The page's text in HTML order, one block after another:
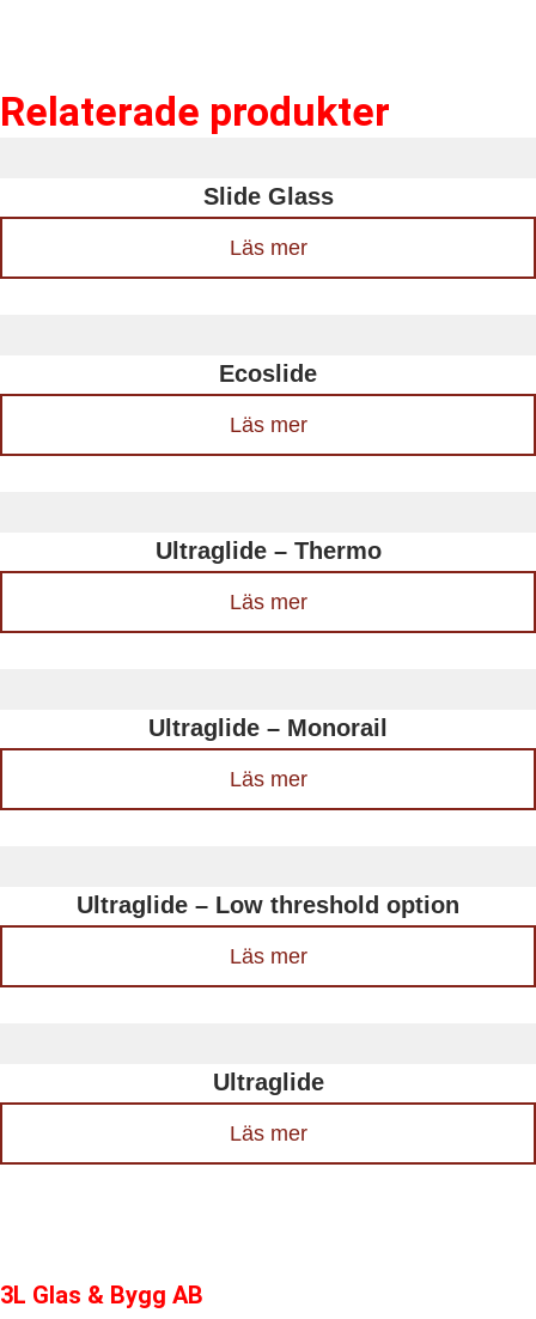
Relaterade produkter
Slide Glass
Läs mer
Ecoslide
Läs mer
Ultraglide – Thermo
Läs mer
Ultraglide – Monorail
Läs mer
Ultraglide – Low threshold option
Läs mer
Ultraglide
Läs mer
3L Glas & Bygg AB